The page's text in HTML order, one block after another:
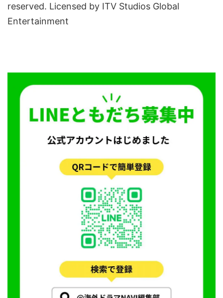
reserved. Licensed by ITV Studios Global
Entertainment